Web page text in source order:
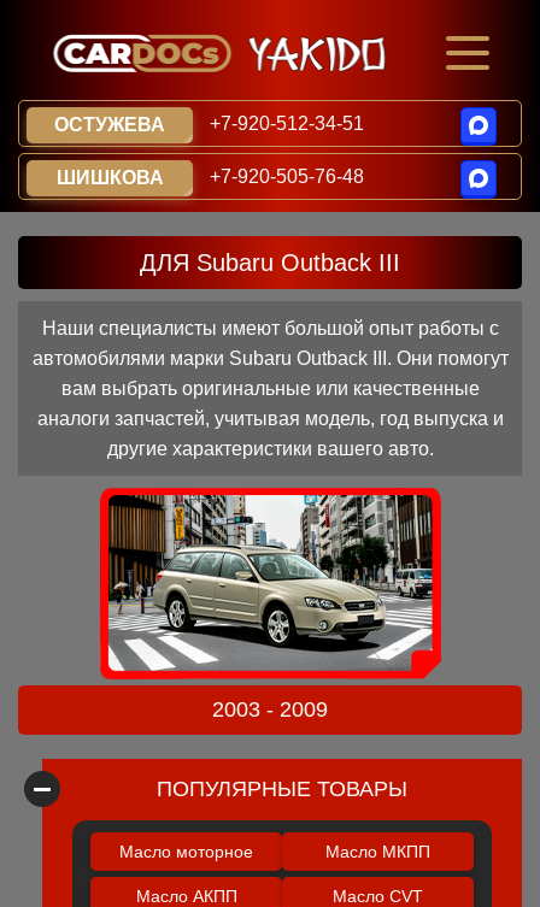
ОСТУЖЕВА +7-920-512-34-51
ШИШКОВА +7-920-505-76-48
ДЛЯ Subaru Outback III
Наши специалисты имеют большой опыт работы с
автомобилями марки Subaru Outback III. Они помогут
вам выбрать оригинальные или качественные
аналоги запчастей, учитывая модель, год выпуска и
другие характеристики вашего авто.
2003 - 2009
ПОПУЛЯРНЫЕ ТОВАРЫ
Масло моторное Масло МКПП
Масло АКПП Масло CVT